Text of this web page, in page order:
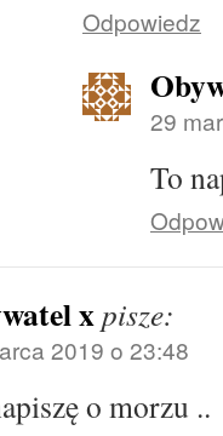
Odpowiedz
29
To
xpisze:
2019 o 23:48
o morzu ..